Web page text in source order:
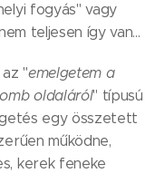
fogyás" vagy
teljesen így van...
"emelgetem a
oldaláról" típusú
egy összetett
működne,
kerek feneke